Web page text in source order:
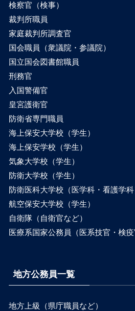
検察官（検事）
裁判所職員
家庭裁判所調査官
国会職員（衆議院・参議院）
国立国会図書館職員
刑務官
入国警備官
皇宮護衛官
防衛省専門職員
海上保安大学校（学生）
海上保安学校（学生）
気象大学校（学生）
防衛大学校（学生）
防衛医科大学校（医学科・看護学科
航空保安大学校（学生）
自衛隊（自衛官など）
医療系国家公務員（医系技官・検疫
地方公務員一覧
地方上級（県庁職員など）